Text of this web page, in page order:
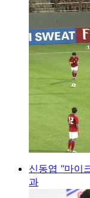
신동엽 “마이
과